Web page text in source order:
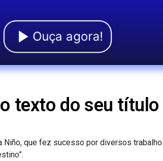
Ouça agora!
texto do seu título
que fez sucesso por diversos